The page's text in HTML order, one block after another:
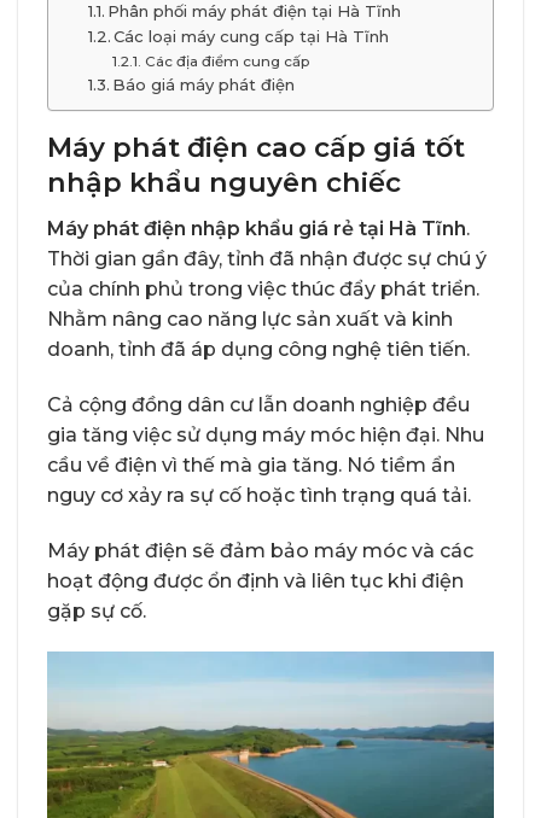
Phân phối máy phát điện tại Hà Tĩnh
Các loại máy cung cấp tại Hà Tĩnh
Các địa điểm cung cấp
Báo giá máy phát điện
Máy phát điện cao cấp giá tốt
nhập khẩu nguyên chiếc
Máy phát điện nhập khẩu giá rẻ tại Hà Tĩnh.
Thời gian gần đây, tỉnh đã nhận được sự chú ý
của chính phủ trong việc thúc đẩy phát triển.
Nhằm nâng cao năng lực sản xuất và kinh
doanh, tỉnh đã áp dụng công nghệ tiên tiến.
Cả cộng đồng dân cư lẫn doanh nghiệp đều
gia tăng việc sử dụng máy móc hiện đại. Nhu
cầu về điện vì thế mà gia tăng. Nó tiềm ẩn
nguy cơ xảy ra sự cố hoặc tình trạng quá tải.
Máy phát điện sẽ đảm bảo máy móc và các
hoạt động được ổn định và liên tục khi điện
gặp sự cố.